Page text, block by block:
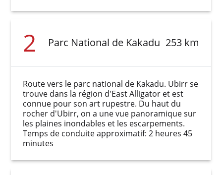
2 Parc National de Kakadu 253 km
Route vers le parc national de Kakadu. Ubirr se
trouve dans la région d'East Alligator et est
connue pour son art rupestre. Du haut du
rocher d'Ubirr, on a une vue panoramique sur
les plaines inondables et les escarpements.
Temps de conduite approximatif: 2 heures 45
minutes